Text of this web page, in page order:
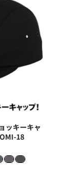
ッキーキャ
18